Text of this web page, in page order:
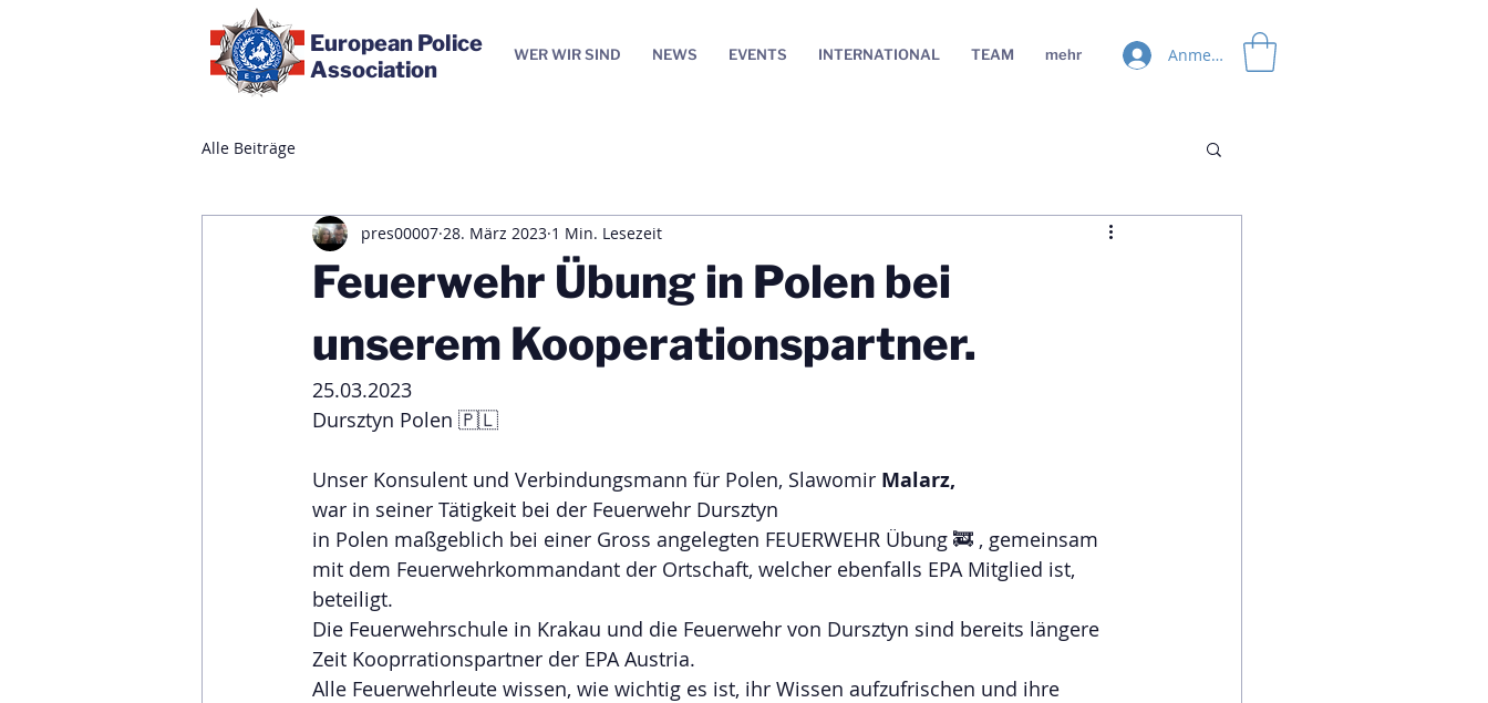
European Police
Association
WER WIR SIND NEWS EVENTS INTERNATIONAL TEAM mehr Anmelden
Alle Beiträge
Feuerwehr Übung in Polen bei
unserem Kooperationspartner.
pres00007 28. März 2023 1 Min. Lesezeit
25.03.2023
Dursztyn Polen 🇵🇱
Unser Konsulent und Verbindungsmann für Polen, Slawomir Malarz,
war in seiner Tätigkeit bei der Feuerwehr Dursztyn
in Polen maßgeblich bei einer Gross angelegten FEUERWEHR Übung 🚒 , gemeinsam
mit dem Feuerwehrkommandant der Ortschaft, welcher ebenfalls EPA Mitglied ist,
beteiligt.
Die Feuerwehrschule in Krakau und die Feuerwehr von Dursztyn sind bereits längere
Zeit Kooprrationspartner der EPA Austria.
Alle Feuerwehrleute wissen, wie wichtig es ist, ihr Wissen aufzufrischen und ihre